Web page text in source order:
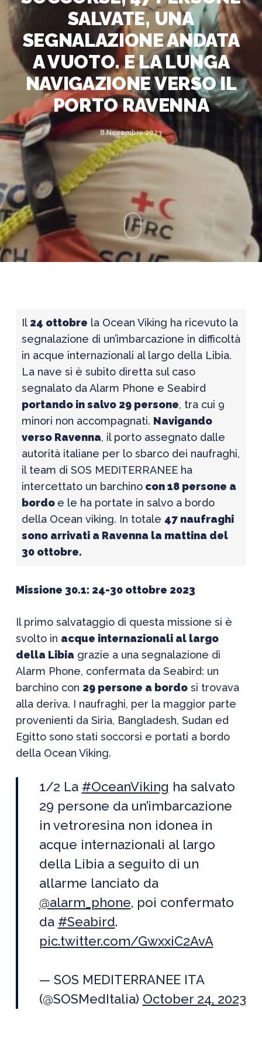
SALVATE, UNA
SEGNALAZIONE ANDATA
A VUOTO. E LA LUNGA
NAVIGAZIONE VERSO IL
PORTO RAVENNA
8 Novembre 2023
Il 24 ottobre la Ocean Viking ha ricevuto la
segnalazione di un’imbarcazione in difficoltà
in acque internazionali al largo della Libia.
La nave si è subito diretta sul caso
segnalato da Alarm Phone e Seabird
portando in salvo 29 persone, tra cui 9
minori non accompagnati. Navigando
verso Ravenna, il porto assegnato dalle
autorità italiane per lo sbarco dei naufraghi,
il team di SOS MEDITERRANEE ha
intercettato un barchinocon 18 persone a
bordo e le ha portate in salvo a bordo
della Ocean viking. In totale 47 naufraghi
sono arrivati a Ravenna la mattina del
30 ottobre.
Missione 30.1: 24-30 ottobre 2023
Il primo salvataggio di questa missione si è
svolto in acque internazionali al largo
della Libia grazie a una segnalazione di
Alarm Phone, confermata da Seabird: un
barchino con 29 persone a bordosi trovava
alla deriva. I naufraghi, per la maggior parte
provenienti da Siria, Bangladesh, Sudan ed
Egitto sono stati soccorsi e portati a bordo
della Ocean Viking.
1/2 La #OceanViking ha salvato
29 persone da un’imbarcazione
in vetroresina non idonea in
acque internazionali al largo
della Libia a seguito di un
allarme lanciato da
@alarm_phone, poi confermato
da #Seabird.
pic.twitter.com/GwxxiC2AvA
— SOS MEDITERRANEE ITA
(@SOSMedItalia) October 24, 2023